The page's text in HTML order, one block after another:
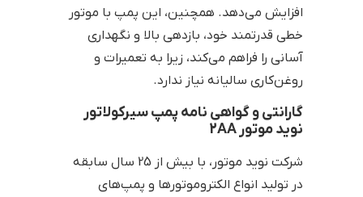
افزایش می‌دهد. همچنین، این پمپ با موتور
خطی قدرتمند خود، بازدهی بالا و نگهداری
آسانی را فراهم می‌کند، زیرا به تعمیرات و
روغن‌کاری سالیانه نیاز ندارد.
گارانتی و گواهی نامه‌ پمپ سیرکولاتور
نوید موتور 2AA
شرکت نوید موتور، با بیش از 25 سال سابقه
در تولید انواع الکتروموتورها و پمپ‌های